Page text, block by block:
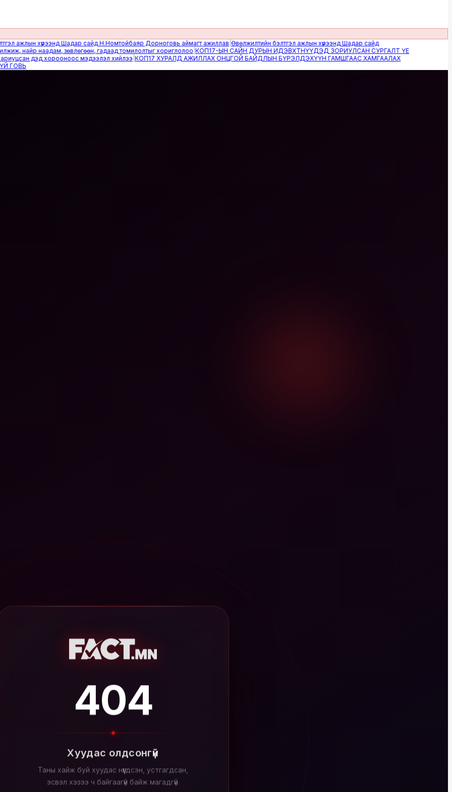
хүрээнд Шадар сайд Н.Номтойбаяр Дорноговь аймагт ажиллав|Өвөлжилтийн бэлтгэл ажлын хүрээнд Шадар сайд
наадам, зөвлөгөөн, гадаад томилолтыг хориглолоо|КОП17-ЫН САЙН ДУРЫН ИДЭВХТНҮҮДЭД ЗОРИУЛСАН СУРГАЛТ ҮЕ
дэд хорооноос мэдээлэл хийлээ|КОП17 ХУРАЛД АЖИЛЛАХ ОНЦГОЙ БАЙДЛЫН БҮРЭЛДЭХҮҮН ГАМШГААС ХАМГААЛАХ
404
Хуудас олдсонгүй
Таны хайж буй хуудас нүүгдсэн, устгагдсан,
эсвэл хэзээ ч байгаагүй байж магадгүй.